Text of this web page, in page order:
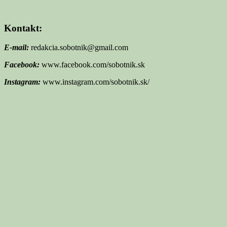
Kontakt:
E-mail: redakcia.sobotnik@gmail.com
Facebook: www.facebook.com/sobotnik.sk
Instagram: www.instagram.com/sobotnik.sk/